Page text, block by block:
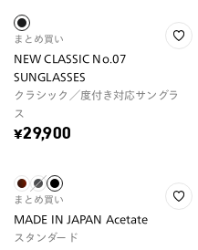
まとめ買い
NEW CLASSIC No.07
SUNGLASSES
クラシック／度付き対応サングラ
ス
¥29,900
まとめ買い
MADE IN JAPAN Acetate
スタンダード